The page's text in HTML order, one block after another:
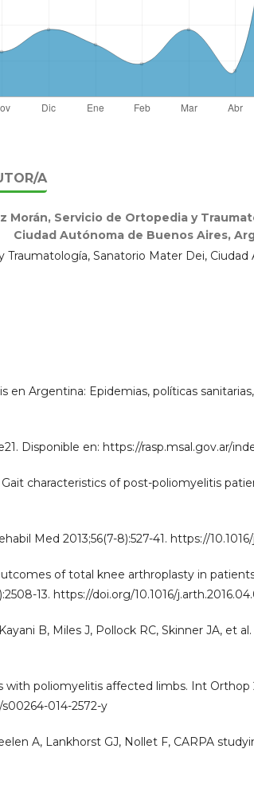
A
Morán, Servicio de Ortopedia y
Ciudad Autónoma de Buenos Aires,
Traumatología, Sanatorio Mater Dei,
en Argentina: Epidemias, políticas
Disponible en: https://rasp.msal.gov.ar/
characteristics of post-poliomyelitis
Med 2013;56(7-8):527-41. https://
of total knee arthroplasty in
13. https://doi.org/10.1016/
B, Miles J, Pollock RC, Skinner JA, et
poliomyelitis affected limbs. Int Orthop
014-2572-y
A, Lankhorst GJ, Nollet F, CARPA